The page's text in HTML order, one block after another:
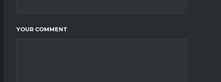
YOUR COMMENT